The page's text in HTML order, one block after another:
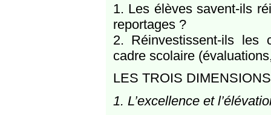
1. Les élèves savent-ils
reportages ?
2. Réinvestissent-ils les
cadre scolaire
LES TROIS
1. L’excellence et